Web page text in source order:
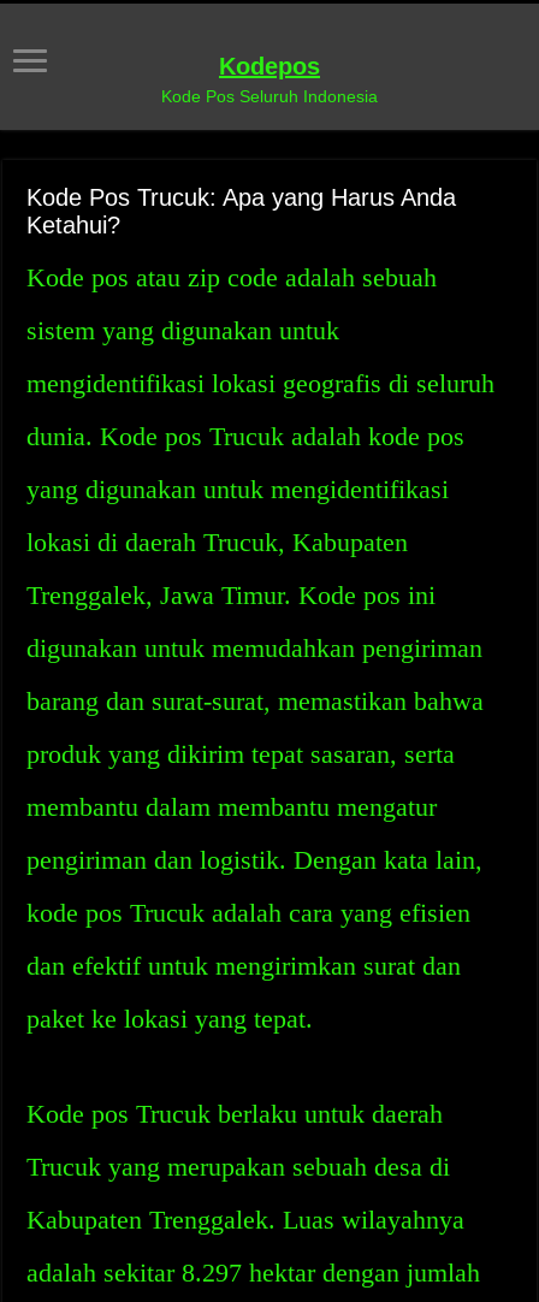
Kodepos
Kode Pos Seluruh Indonesia
Kode Pos Trucuk: Apa yang Harus Anda
Ketahui?
Kode pos atau zip code adalah sebuah
sistem yang digunakan untuk
mengidentifikasi lokasi geografis di seluruh
dunia. Kode pos Trucuk adalah kode pos
yang digunakan untuk mengidentifikasi
lokasi di daerah Trucuk, Kabupaten
Trenggalek, Jawa Timur. Kode pos ini
digunakan untuk memudahkan pengiriman
barang dan surat-surat, memastikan bahwa
produk yang dikirim tepat sasaran, serta
membantu dalam membantu mengatur
pengiriman dan logistik. Dengan kata lain,
kode pos Trucuk adalah cara yang efisien
dan efektif untuk mengirimkan surat dan
paket ke lokasi yang tepat.
Kode pos Trucuk berlaku untuk daerah
Trucuk yang merupakan sebuah desa di
Kabupaten Trenggalek. Luas wilayahnya
adalah sekitar 8.297 hektar dengan jumlah